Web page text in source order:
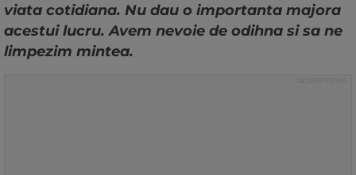
viata cotidiana. Nu dau o importanta majora
acestui lucru. Avem nevoie de odihna si sa ne
limpezim mintea.